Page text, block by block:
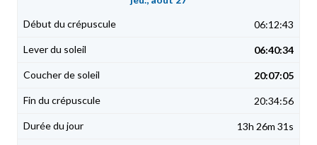
06:12:43
06:40:34
20:07:05
20:34:56
13h 26m 31s